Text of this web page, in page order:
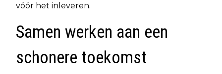
vóór het inleveren.
Samen werken aan een
schonere toekomst